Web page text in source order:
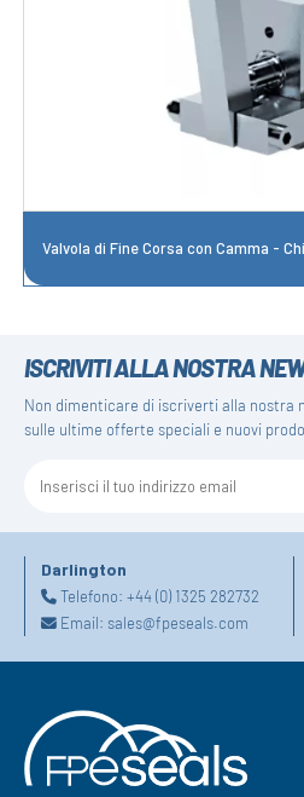
Valvola di Fine Corsa con Camma -
ISCRIVITI ALLA NOSTRA
Non dimenticare di iscriverti alla
sulle ultime offerte speciali e nuovi
Darlington
Telefono: +44 (0) 1325 282732
Email: sales@fpeseals.com